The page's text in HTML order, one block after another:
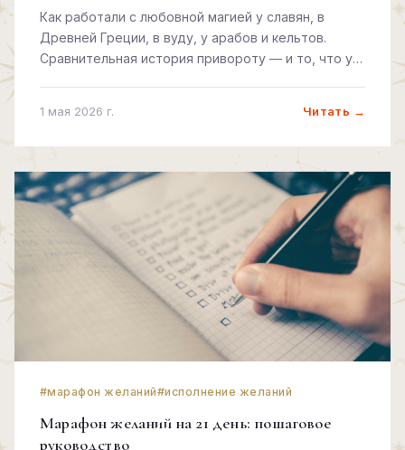
Как работали с любовной магией у славян, в
Древней Греции, в вуду, у арабов и кельтов.
Сравнительная история привороту — и то, что у
1 мая 2026 г. Читать →
#марафон желаний#исполнение желаний
Марафон желаний на 21 день: пошаговое
руководство